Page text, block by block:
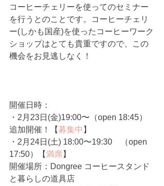
コーヒーチェリーを使ってのセミナー
を行うとのことです。コーヒーチェリ
ー(しかも国産)を使ったコーヒーワーク
ショップはとても貴重ですので、この
機会をお見逃しなく！
開催日時：
・2月23日(金)19:00〜（open 18:45）
追加開催！【募集中 】
・2月24日(土) 18:00〜19:30　（open
17:50）【満席】
開催場所：Dongree コーヒースタンド
と暮らしの道具店